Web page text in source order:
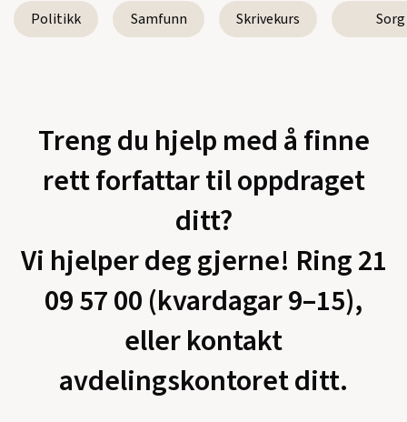
Politikk Samfunn Skrivekurs Sorg
Treng du hjelp med å finne
rett forfattar til oppdraget
ditt?
Vi hjelper deg gjerne! Ring 21
09 57 00 (kvardagar 9–15),
eller kontakt
avdelingskontoret ditt.